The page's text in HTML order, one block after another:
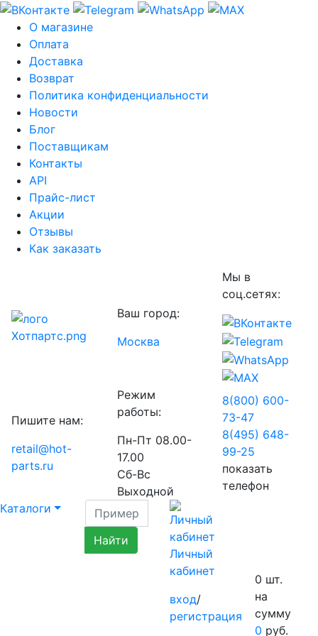
О магазине
Оплата
Доставка
Возврат
Политика конфиденциальности
Новости
Блог
Поставщикам
Контакты
API
Прайс-лист
Акции
Отзывы
Как заказать
Ваш город:
Москва
Мы в
соц.сетях:
Пишите нам:
retail@hot-
parts.ru
Режим
работы:
Пн-Пт 08.00-
17.00
Сб-Вс
Выходной
8(800) 600-
73-47
8(495) 648-
99-25
показать
телефон
Каталоги
Личный
кабинет
вход/
регистрация
0 шт.
на
сумму
0 руб.